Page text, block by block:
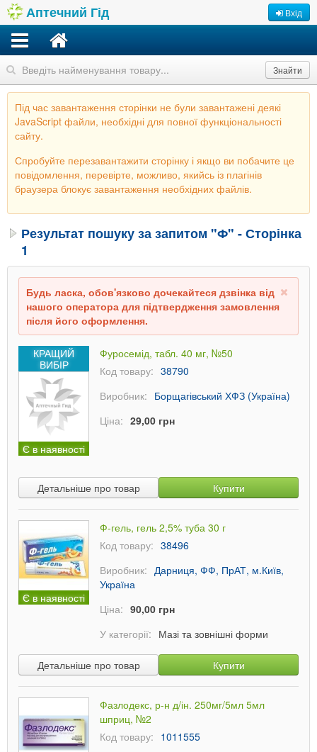
Аптечний Гід Вхід
Знайти
Під час завантаження сторінки не були завантажені деякі
JavaScript файли, необхідні для повної функціональності
сайту.
Спробуйте перезавантажити сторінку і якщо ви побачите це
повідомлення, перевірте, можливо, якийсь із плагінів
браузера блокує завантаження необхідних файлів.
Результат пошуку за запитом "Ф" - Сторінка
1
Будь ласка, обов'язково дочекайтеся дзвінка від
нашого оператора для підтвердження замовлення
після його оформлення.
КРАЩИЙ
ВИБІР
Є в наявності
Фуросемід, табл. 40 мг, №50
Код товару: 38790
Виробник: Борщагівський ХФЗ (Україна)
Ціна: 29,00 грн
Детальніше про товар Купити
Є в наявності
Ф-гель, гель 2,5% туба 30 г
Код товару: 38496
Виробник: Дарниця, ФФ, ПрАТ, м.Київ,
Україна
Ціна: 90,00 грн
У категорії: Мазі та зовнішні форми
Детальніше про товар Купити
Фазлодекс, р-н д/ін. 250мг/5мл 5мл
шприц, №2
Код товару: 1011555